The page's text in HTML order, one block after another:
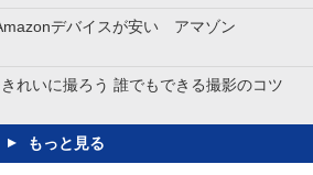
デバイスが安い アマゾン
れいに撮ろう 誰でもできる撮影のコツ
もっと見る